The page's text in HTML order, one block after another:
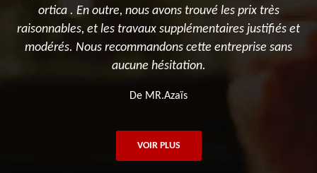
ortica . En outre, nous avons trouvé les prix très
raisonnables, et les travaux supplémentaires justifiés et
modérés. Nous recommandons cette entreprise sans
aucune hésitation.
De MR.Azaïs
VOIR PLUS